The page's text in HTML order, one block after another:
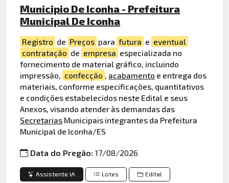
Municipio De Iconha - Prefeitura
Municipal De Iconha
Registro de Preços para futura e eventual
contratação de empresa especializada no
fornecimento de material gráfico, incluindo
impressão, confecção , acabamento e entrega dos
materiais, conforme especificações, quantitativos
e condições estabelecidos neste Edital e seus
Anexos, visando atender às demandas das
Secretarias Municipais integrantes da Prefeitura
Municipal de Iconha/ES
Data do Pregão:17/08/2026
Assistente IA Lotes Edital